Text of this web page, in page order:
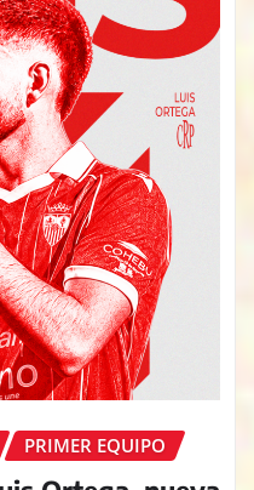
PRIMER EQUIPO